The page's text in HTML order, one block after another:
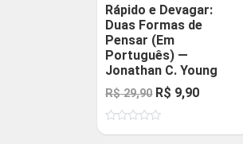
Rápido e Devagar:
Duas Formas de
Pensar (Em
Português) —
Jonathan C. Young
R$29,90 O
preço
original
R$ 9,90O
atual